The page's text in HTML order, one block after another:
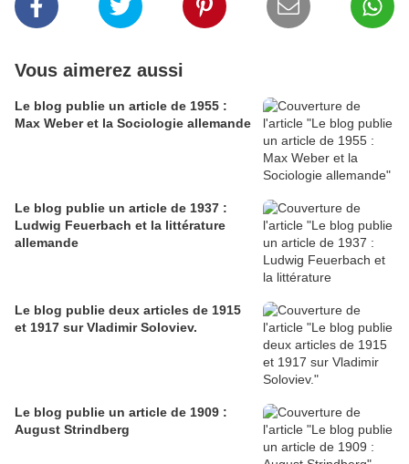
Vous aimerez aussi
Le blog publie un article de 1955 :
Max Weber et la Sociologie allemande
Le blog publie un article de 1937 :
Ludwig Feuerbach et la littérature
allemande
Le blog publie deux articles de 1915
et 1917 sur Vladimir Soloviev.
Le blog publie un article de 1909 :
August Strindberg